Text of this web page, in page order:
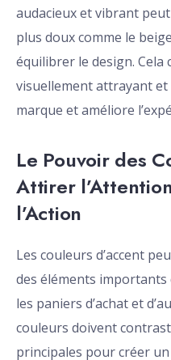
audacieux et vibrant
plus doux comme le
équilibrer le design. Cela
visuellement attrayant
marque et améliore
Le Pouvoir des
Attirer
l’Action
Les couleurs d’accent
des éléments importants
les paniers d’achat et
couleurs doivent
principales pour créer